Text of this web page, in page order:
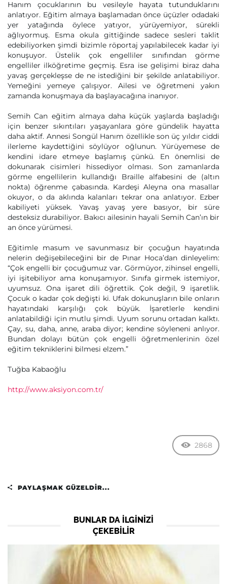
Hanım çocuklarının bu vesileyle hayata tutunduklarını
anlatıyor. Eğitim almaya başlamadan önce üçüzler odadaki
yer yatağında öylece yatıyor, yürüyemiyor, sürekli
ağlıyormuş. Esma okula gittiğinde sadece sesleri taklit
edebiliyorken şimdi bizimle röportaj yapılabilecek kadar iyi
konuşuyor. Üstelik çok engelliler sınıfından görme
engelliler ilköğretime geçmiş. Esra ise gelişimi biraz daha
yavaş gerçekleşse de ne istediğini bir şekilde anlatabiliyor.
Yemeğini yemeye çalışıyor. Ailesi ve öğretmeni yakın
zamanda konuşmaya da başlayacağına inanıyor.
Semih Can eğitim almaya daha küçük yaşlarda başladığı
için benzer sıkıntıları yaşayanlara göre gündelik hayatta
daha aktif. Annesi Songül Hanım özellikle son üç yıldır ciddi
ilerleme kaydettiğini söylüyor oğlunun. Yürüyemese de
kendini idare etmeye başlamış çünkü. En önemlisi de
dokunarak cisimleri hissediyor olması. Son zamanlarda
görme engellilerin kullandığı Braille alfabesini de (altın
nokta) öğrenme çabasında. Kardeşi Aleyna ona masallar
okuyor, o da aklında kalanları tekrar ona anlatıyor. Ezber
kabiliyeti yüksek. Yavaş yavaş yere basıyor, bir süre
desteksiz durabiliyor. Bakıcı ailesinin hayali Semih Can’ın bir
an önce yürümesi.
Eğitimle masum ve savunmasız bir çocuğun hayatında
nelerin değişebileceğini bir de Pınar Hoca’dan dinleyelim:
“Çok engelli bir çocuğumuz var. Görmüyor, zihinsel engelli,
iyi işitebiliyor ama konuşamıyor. Sınıfa girmek istemiyor,
uyumsuz. Ona işaret dili öğrettik. Çok değil, 9 işaretlik.
Çocuk o kadar çok değişti ki. Ufak dokunuşların bile onların
hayatındaki karşılığı çok büyük. İşaretlerle kendini
anlatabildiği için mutlu şimdi. Uyum sorunu ortadan kalktı.
Çay, su, daha, anne, araba diyor; kendine söyleneni anlıyor.
Bundan dolayı bütün çok engelli öğretmenlerinin özel
eğitim tekniklerini bilmesi elzem.”
Tuğba Kabaoğlu
http://www.aksiyon.com.tr/
2868
PAYLAŞMAK GÜZELDIR...
BUNLAR DA ILGINIZI
ÇEKEBILIR